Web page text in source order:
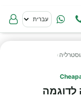
›
לדוגמה